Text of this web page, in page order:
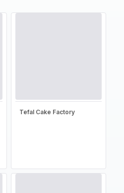
Tefal Cake Factory